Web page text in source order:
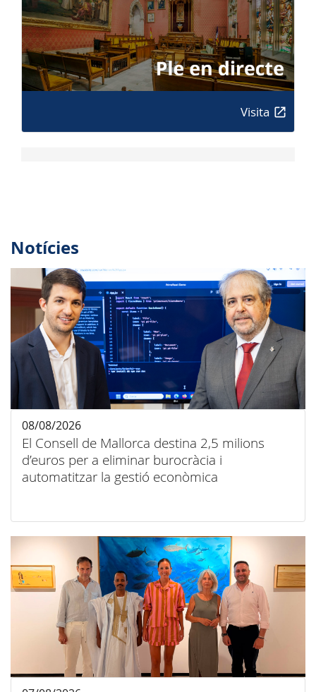
Visita
Notícies
El Consell de Mallorca destina 2,5 milions
d’euros per a eliminar burocràcia i
automatitzar la gestió econòmica
08/08/2026